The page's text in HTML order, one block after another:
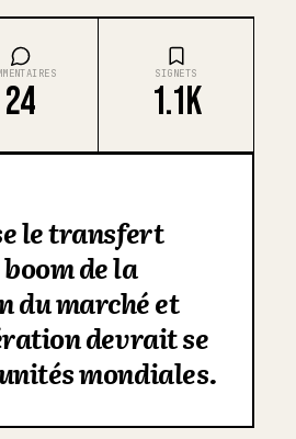
24
SIGNETS
1.1K
le transfert
de la
du marché et
devrait se
mondiales.